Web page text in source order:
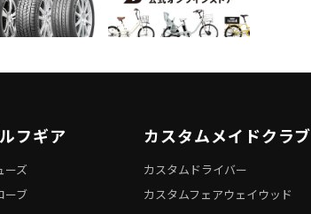
フギア
ーズ
ーブ
カスタムメイドクラブ
カスタムドライバー
カスタムフェアウェイウッド